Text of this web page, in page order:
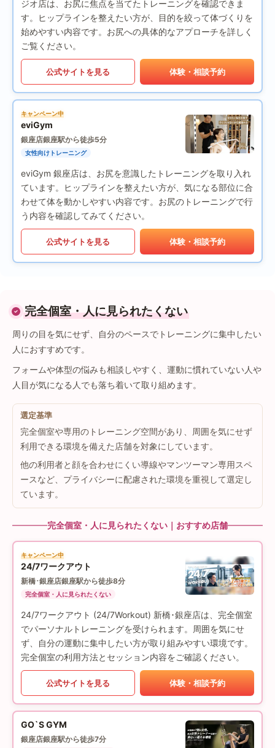
ジオ店は、お尻に焦点を当てたトレーニングを確認できま
す。ヒップラインを整えたい方が、目的を絞って体づくりを
始めやすい内容です。お尻への具体的なアプローチを詳しく
ご覧ください。
公式サイトを見る 体験・相談予約
キャンペーン中
eviGym
銀座店銀座駅から徒歩5分
女性向けトレーニング
eviGym 銀座店は、お尻を意識したトレーニングを取り入れ
ています。ヒップラインを整えたい方が、気になる部位に合
わせて体を動かしやすい内容です。お尻のトレーニングで行
う内容を確認してみてください。
公式サイトを見る 体験・相談予約
完全個室・人に見られたくない
周りの目を気にせず、自分のペースでトレーニングに集中したい
人におすすめです。
フォームや体型の悩みも相談しやすく、運動に慣れていない人や
人目が気になる人でも落ち着いて取り組めます。
選定基準
完全個室や専用のトレーニング空間があり、周囲を気にせず
利用できる環境を備えた店舗を対象にしています。
他の利用者と顔を合わせにくい導線やマンツーマン専用スペ
ースなど、プライバシーに配慮された環境を重視して選定し
ています。
完全個室・人に見られたくない｜おすすめ店舗
キャンペーン中
24/7ワークアウト
新橋･銀座店銀座駅から徒歩8分
完全個室・人に見られたくない
24/7ワークアウト (24/7Workout) 新橋･銀座店は、完全個室
でパーソナルトレーニングを受けられます。周囲を気にせ
ず、自分の運動に集中したい方が取り組みやすい環境です。
完全個室の利用方法とセッション内容をご確認ください。
公式サイトを見る 体験・相談予約
GO`S GYM
銀座店銀座駅から徒歩7分